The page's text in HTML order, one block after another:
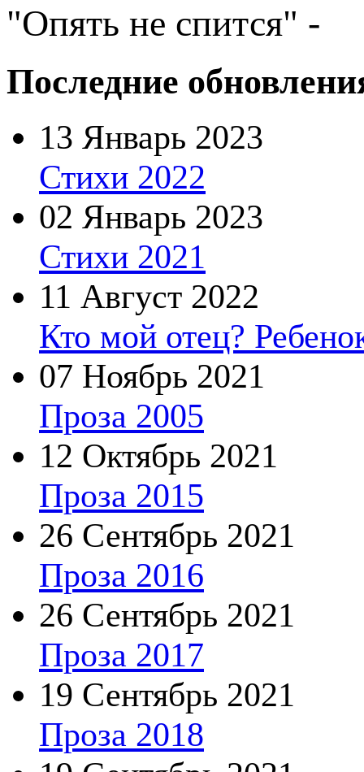
"Опять не спится" -
Последние
13 Январь 2023
Стихи 2022
02 Январь 2023
Стихи 2021
11 Август 2022
Кто мой отец?
07 Ноябрь 2021
Проза 2005
12 Октябрь 2021
Проза 2015
26 Сентябрь 2021
Проза 2016
26 Сентябрь 2021
Проза 2017
19 Сентябрь 2021
Проза 2018